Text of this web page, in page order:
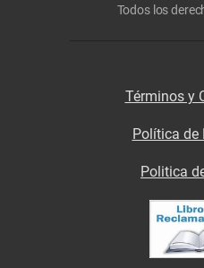
Todos los
Términos y
Política de
Politica